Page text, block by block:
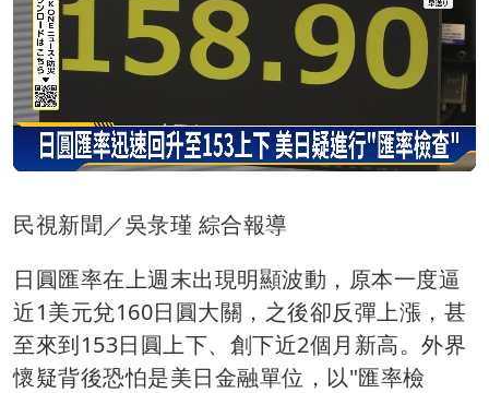
民視新聞／吳彔瑾 綜合報導
日圓匯率在上週末出現明顯波動，原本一度逼
近1美元兌160日圓大關，之後卻反彈上漲，甚
至來到153日圓上下、創下近2個月新高。外界
懷疑背後恐怕是美日金融單位，以"匯率檢